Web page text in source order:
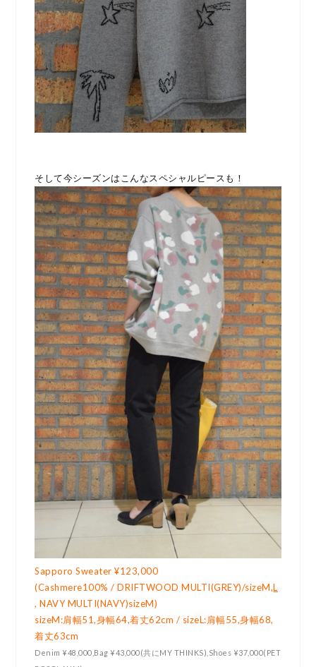
そして今シーズンはこんなスペシャルピースも！
Sapporo Sweater ¥123,000
(Cashmere100% / DRIFTWOOD MULTI(GREY)/sizeM,L
,NAVY MULTI(NAVY)sizeM)
sizeM:肩幅51,身幅64,着丈62cm / sizeL:肩幅55,身幅68,
着丈63cm
Denim ¥48,000,Bag ¥43,000(共にMY THINKS),Shoes ¥37,000(PET